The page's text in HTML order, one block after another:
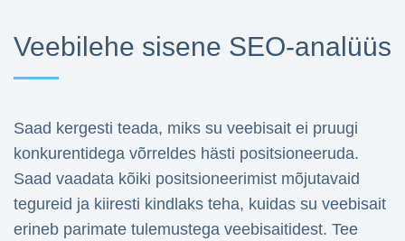
Veebilehe sisene SEO-analüüs
Saad kergesti teada, miks su veebisait ei pruugi
konkurentidega võrreldes hästi positsioneeruda.
Saad vaadata kõiki positsioneerimist mõjutavaid
tegureid ja kiiresti kindlaks teha, kuidas su veebisait
erineb parimate tulemustega veebisaitidest. Tee